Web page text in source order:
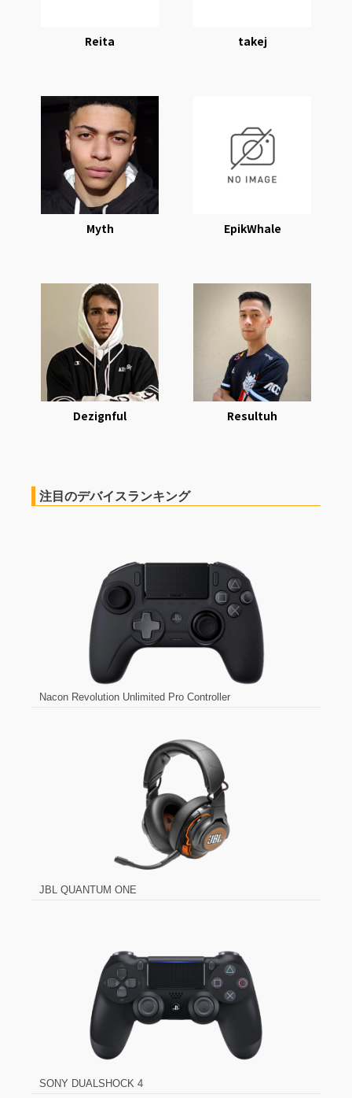
Reita takej
Myth EpikWhale
Dezignful Resultuh
注目のデバイスランキング
Nacon Revolution Unlimited Pro Controller
JBL QUANTUM ONE
SONY DUALSHOCK 4